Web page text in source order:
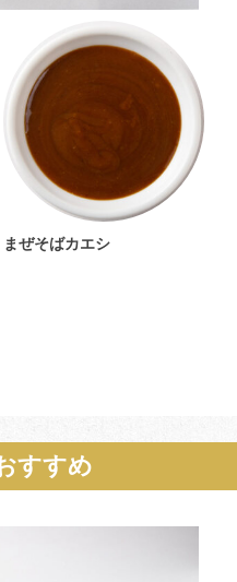
まぜそばカエシ
すすめ